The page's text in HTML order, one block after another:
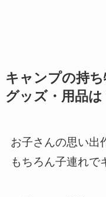
キャンプの持
グッズ・用品は
お子さんの思い出
もちろん子連れで